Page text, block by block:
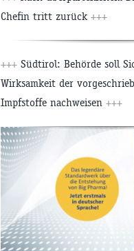
Chefin tritt zurück +++
+++ Südtirol: Behörde soll
Wirksamkeit der
Impfstoffe nachweisen +++